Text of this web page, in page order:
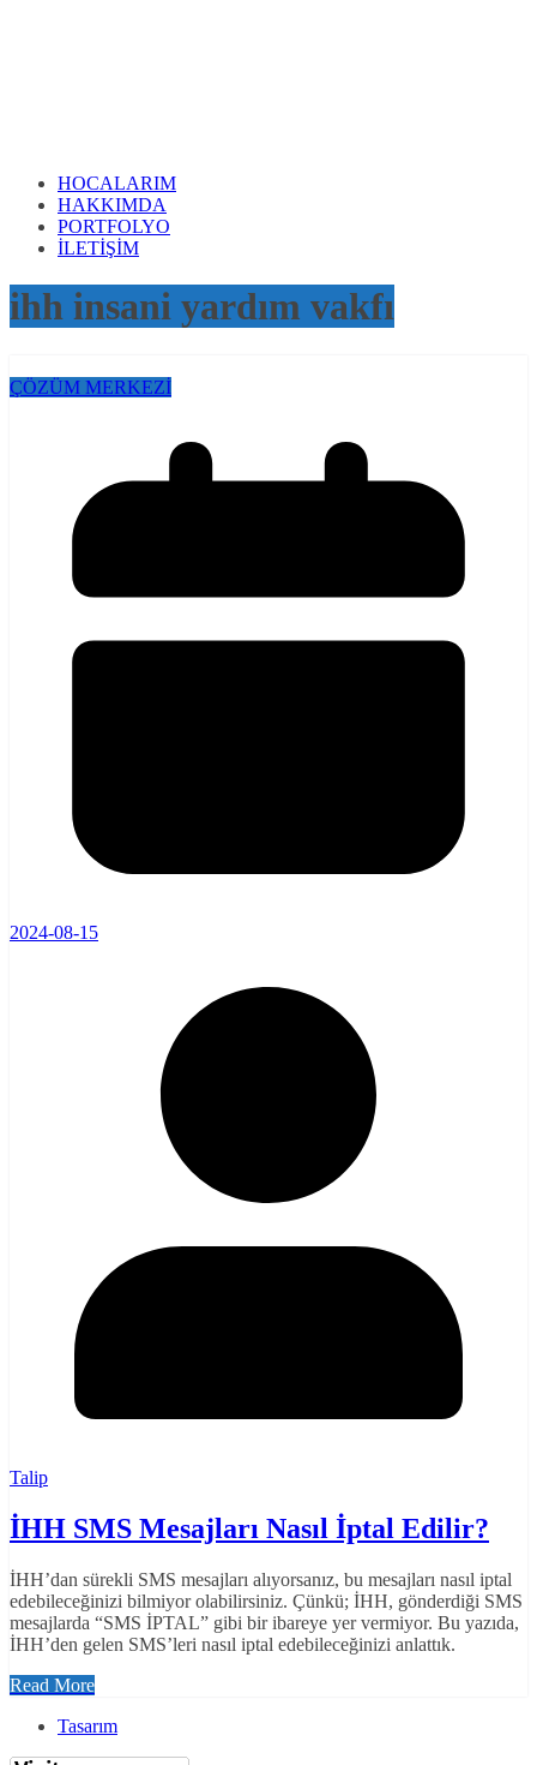
HOCALARIM
HAKKIMDA
PORTFOLYO
İLETİŞİM
ihh insani yardım vakfı
ÇÖZÜM MERKEZİ
2024-08-15
Talip
İHH SMS Mesajları Nasıl İptal Edilir?
İHH’dan sürekli SMS mesajları alıyorsanız, bu mesajları nasıl iptal
edebileceğinizi bilmiyor olabilirsiniz. Çünkü; İHH, gönderdiği SMS
mesajlarda “SMS İPTAL” gibi bir ibareye yer vermiyor. Bu yazıda,
İHH’den gelen SMS’leri nasıl iptal edebileceğinizi anlattık.
Read More
Tasarım